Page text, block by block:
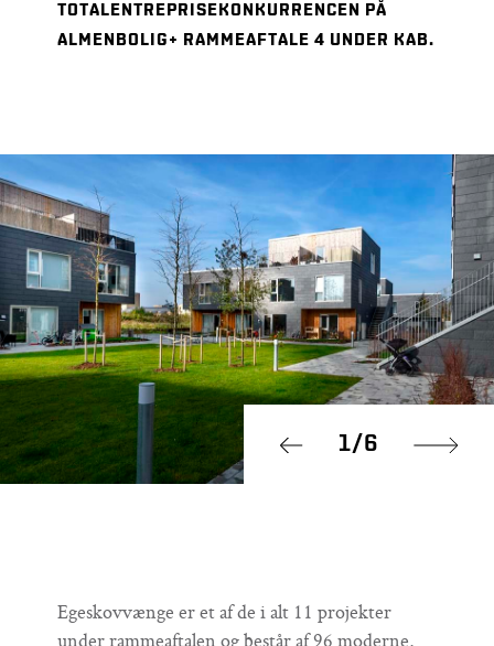
TOTALENTREPRISEKONKURRENCEN PÅ
ALMENBOLIG+ RAMMEAFTALE 4 UNDER KAB.
1/6
Egeskovvænge er et af de i alt 11 projekter